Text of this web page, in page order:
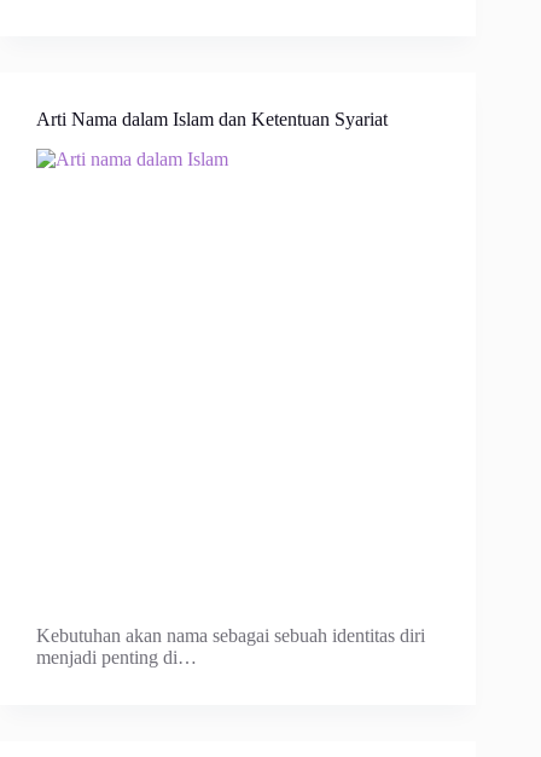
Arti Nama dalam Islam dan Ketentuan Syariat
Kebutuhan akan nama sebagai sebuah identitas diri
menjadi penting di…